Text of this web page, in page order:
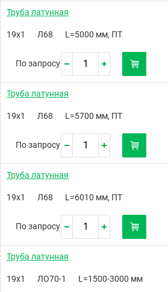
Труба латунная
19х1 Л68 L=5000 мм, ПТ
По запросу
Труба латунная
19х1 Л68 L=5700 мм, ПТ
По запросу
Труба латунная
19х1 Л68 L=6010 мм, ПТ
По запросу
Труба латунная
19х1 ЛО70-1 L=1500-3000 мм